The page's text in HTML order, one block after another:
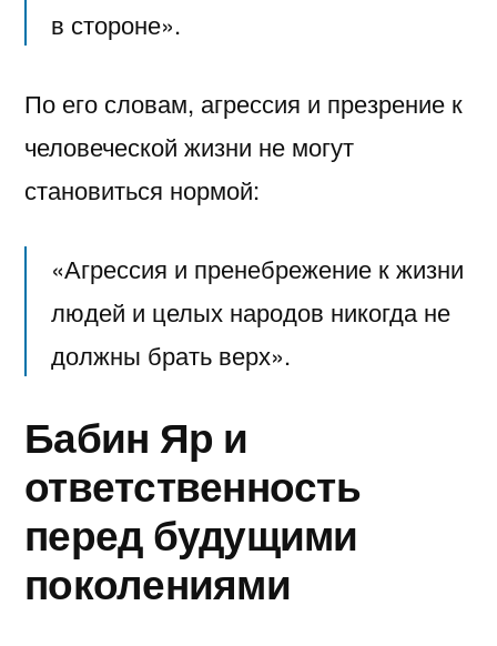
в стороне».
По его словам, агрессия и презрение к
человеческой жизни не могут
становиться нормой:
«Агрессия и пренебрежение к жизни
людей и целых народов никогда не
должны брать верх».
Бабин Яр и
ответственность
перед будущими
поколениями